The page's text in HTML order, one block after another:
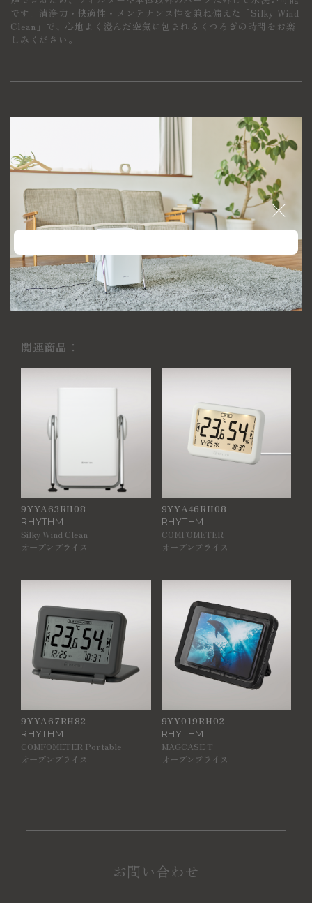
です。清浄力・快適性・メンテナンス性を兼ね備えた「Silky Wind
Clean」で、心地よく澄んだ空気に包まれるくつろぎの時間をお楽
しみください。
関連商品：
9YYA63RH08
RHYTHM
Silky Wind Clean
オープンプライス
9YYA46RH08
RHYTHM
COMFOMETER
オープンプライス
9YYA67RH82
RHYTHM
COMFOMETER Portable
オープンプライス
9YY019RH02
RHYTHM
MAGCASE T
オープンプライス
お問い合わせ